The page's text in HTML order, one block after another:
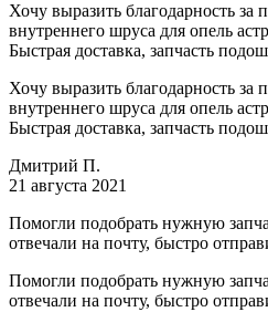
Хочу выразить благодарность за
внутреннего шруса для опель
Быстрая доставка, запчасть
Хочу выразить благодарность за
внутреннего шруса для опель
Быстрая доставка, запчасть
Дмитрий П.
21 августа 2021
Помогли подобрать нужную
отвечали на почту, быстро
Помогли подобрать нужную
отвечали на почту, быстро